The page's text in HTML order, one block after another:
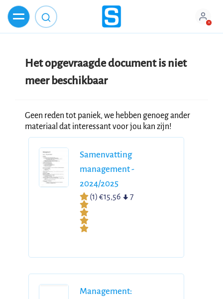
Het opgevraagde document is niet
meer beschikbaar
Geen reden tot paniek, we hebben genoeg ander
materiaal dat interessant voor jou kan zijn!
Samenvatting
management -
2024/2025
(1) €15,56 7
Management: